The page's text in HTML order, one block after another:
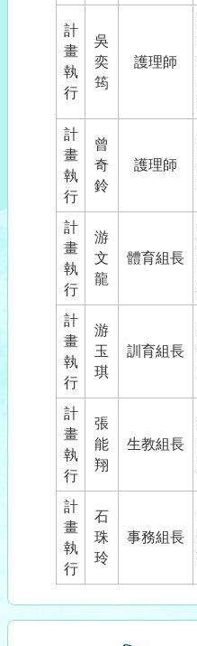
計
畫
執
行
吳
奕
筠
護理師
計
畫
執
行
曾
奇
鈴
護理師
計
畫
執
行
游
文
龍
體育組長
計
畫
執
行
游
玉
琪
訓育組長
計
畫
執
行
張
能
翔
生教組長
計
畫
執
行
石
珠
玲
事務組長